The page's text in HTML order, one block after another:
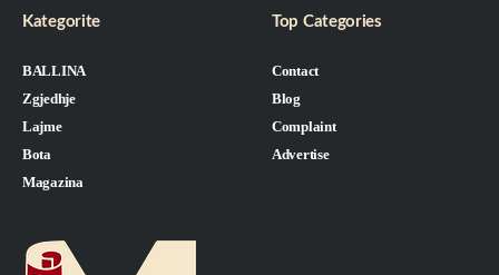
Kategorite
BALLINA
Zgjedhje
Lajme
Bota
Magazina
Top Categories
Contact
Blog
Complaint
Advertise